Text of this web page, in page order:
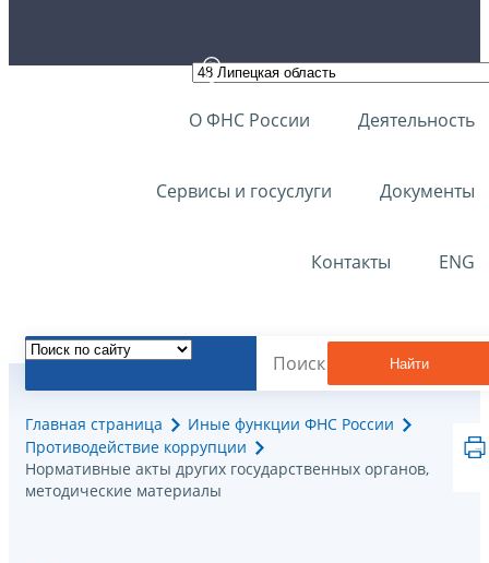
О ФНС России Деятельность
Сервисы и госуслуги Документы
Контакты ENG
Найти
Главная страница
Иные функции ФНС России
Противодействие коррупции
Нормативные акты других государственных органов,
методические материалы